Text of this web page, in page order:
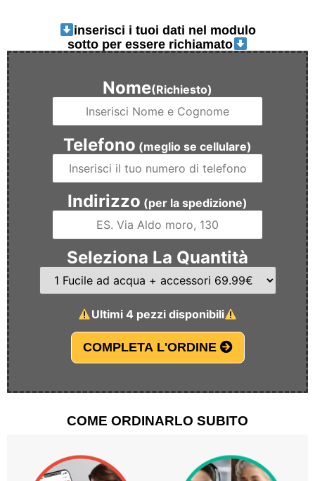
inserisci i tuoi dati nel modulo
sotto per essere richiamato
Nome(Richiesto)
Telefono (meglio se cellulare)
Indirizzo (per la spedizione)
Seleziona La Quantità
Ultimi 4 pezzi disponibili
COMPLETA L'ORDINE
COME ORDINARLO SUBITO